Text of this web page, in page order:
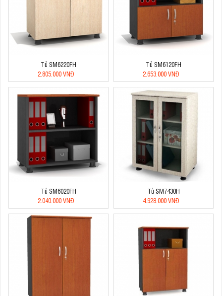
Tủ SM6220FH
2.805.000 VNĐ
Tủ SM6120FH
2.653.000 VNĐ
Tủ SM6020FH
2.040.000 VNĐ
Tủ SM7430H
4.928.000 VNĐ